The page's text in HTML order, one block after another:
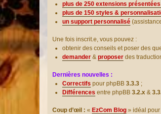
plus de 250 extensions
plus de 150 styles &
un support personnalisé
Une fois inscrit.e, vous pouvez :
obtenir des conseils et poser des
demander & proposer des
Dernières nouvelles :
Correctifs pour phpBB 3.3.3 ;
Différences entre phpBB 3.2.x &
Coup d’œil : « EzCom Blog » idéal